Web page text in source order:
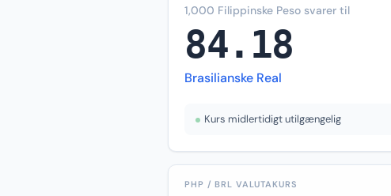
1,000 Filippinske Peso svarer til
84.18
Brasilianske Real
Kurs midlertidigt utilgængelig
PHP / BRL VALUTAKURS